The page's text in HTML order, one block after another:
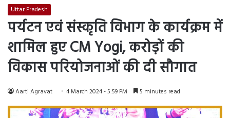
Uttar Pradesh
पर्यटन एवं संस्कृति विभाग के कार्यक्रम में
शामिल हुए CM Yogi, करोड़ों की
विकास परियोजनाओं की दी सौगात
Aarti Agravat 4 March 2024 - 5:59 PM 5 minutes read